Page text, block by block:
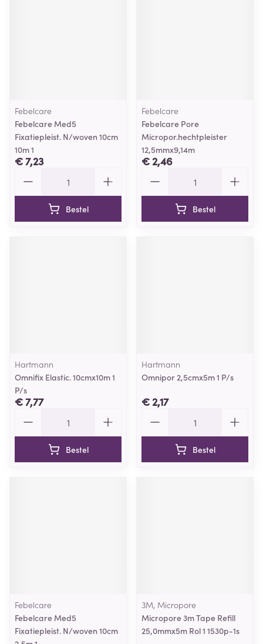
Febelcare
Febelcare Med5
Fixatiepleist. N/woven 10cm
10m 1
€ 7,23
Bestel
Febelcare
Febelcare Pore
Micropor.hechtpleister
12,5mmx9,14m
€ 2,46
Bestel
Hartmann
Omnifix Elastic. 10cmx10m 1
P/s
€ 7,77
Bestel
Hartmann
Omnipor 2,5cmx5m 1 P/s
€ 2,17
Bestel
Febelcare
Febelcare Med5
Fixatiepleist. N/woven 10cm
3M, Micropore
Micropore 3m Tape Refill
25,0mmx5m Rol 1 1530p-1s